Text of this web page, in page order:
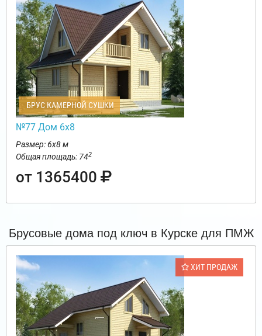
БРУС КАМЕРНОЙ СУШКИ
№77 Дом 6х8
Размер: 6х8 м
Общая площадь: 742
от 1365400
Брусовые дома под ключ в Курске для ПМЖ
ХИТ ПРОДАЖ